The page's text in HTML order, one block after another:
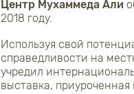
Центр Мухаммеда Али
2018 году.
Используя свой
справедливости на
учредил
выставка,